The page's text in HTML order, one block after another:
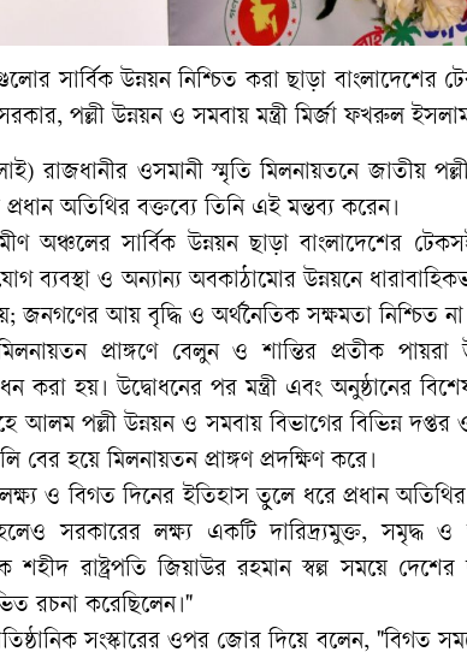
সার্বিক উন্নয়ন নিশ্চিত করা ছাড়া
পল্লী উন্নয়ন ও সমবায় মন্ত্রী মির্জা ফখরুল
রাজধানীর ওসমানী স্মৃতি মিলনায়তনে জাতীয়
অতিথির বক্তব্যে তিনি এই মন্তব্য করেন।
অঞ্চলের সার্বিক উন্নয়ন ছাড়া বাংলাদেশের
ব্যবস্থা ও অন্যান্য অবকাঠামোর উন্নয়নে
জনগণের আয় বৃদ্ধি ও অর্থনৈতিক সক্ষমতা নিশ্চিত
প্রাঙ্গণে বেলুন ও শান্তির প্রতীক
করা হয়। উদ্বোধনের পর মন্ত্রী এবং অনুষ্ঠানের
আলম পল্লী উন্নয়ন ও সমবায় বিভাগের বিভিন্ন
বের হয়ে মিলনায়তন প্রাঙ্গণ প্রদক্ষিণ করে।
ও বিগত দিনের ইতিহাস তুলে ধরে প্রধান অতিথির
সরকারের লক্ষ্য একটি দারিদ্র্যমুক্ত, সমৃদ্ধ
শহীদ রাষ্ট্রপতি জিয়াউর রহমান স্বল্প সময়ে
রচনা করেছিলেন।"
সংস্কারের ওপর জোর দিয়ে বলেন, "বিগত